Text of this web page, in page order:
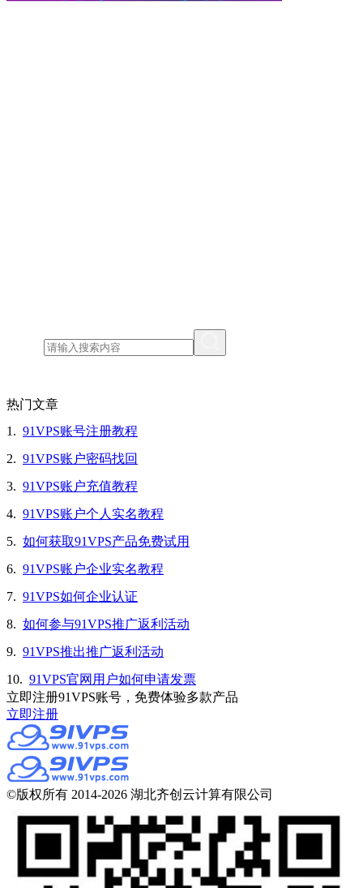
热门文章
1. 91VPS账号注册教程
2. 91VPS账户密码找回
3. 91VPS账户充值教程
4. 91VPS账户个人实名教程
5. 如何获取91VPS产品免费试用
6. 91VPS账户企业实名教程
7. 91VPS如何企业认证
8. 如何参与91VPS推广返利活动
9. 91VPS推出推广返利活动
10. 91VPS官网用户如何申请发票
立即注册91VPS账号，免费体验多款产品
立即注册
©版权所有 2014-2026 湖北齐创云计算有限公司